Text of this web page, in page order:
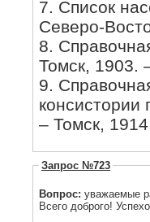
7. Список
Северо-
8.
Томск, 1903.
9.
консистории
– Томск,
Запрос №723
Вопрос: уважаемые
Всего доброго!